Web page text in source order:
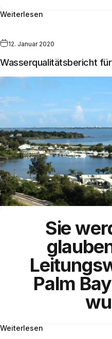
Weiterlesen
12. Januar 2020
Wasserqualitätsbericht für
Sie
Palm
Weiterlesen